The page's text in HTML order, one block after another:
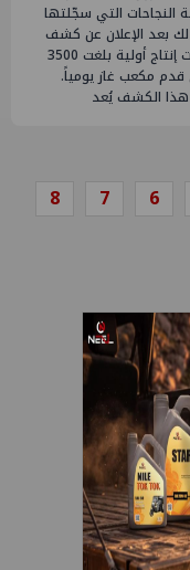
النجاحات التي سجّلتها
بعد الإعلان عن كشف
جديد في حقل الأشرفي بمعدلات إنتاج أولية بلغت 3500
يومياً و6.5 مليون قدم مكعب غاز يومياً.
هذا الكشف يُعد
6
7
8